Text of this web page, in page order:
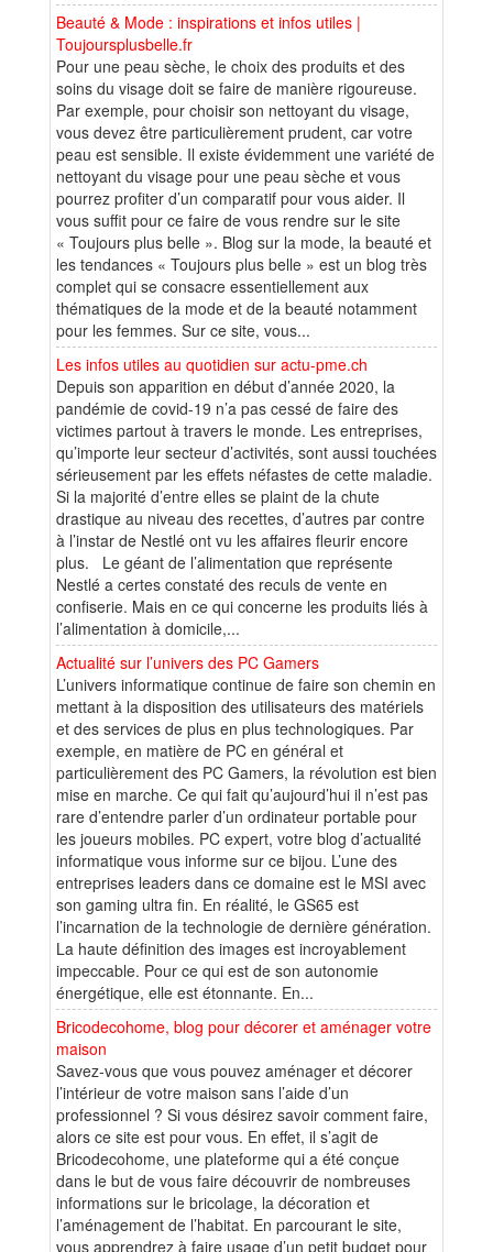
Beauté & Mode : inspirations et infos utiles |
Toujoursplusbelle.fr
Pour une peau sèche, le choix des produits et des
soins du visage doit se faire de manière rigoureuse.
Par exemple, pour choisir son nettoyant du visage,
vous devez être particulièrement prudent, car votre
peau est sensible. Il existe évidemment une variété de
nettoyant du visage pour une peau sèche et vous
pourrez profiter d’un comparatif pour vous aider. Il
vous suffit pour ce faire de vous rendre sur le site
« Toujours plus belle ». Blog sur la mode, la beauté et
les tendances « Toujours plus belle » est un blog très
complet qui se consacre essentiellement aux
thématiques de la mode et de la beauté notamment
pour les femmes. Sur ce site, vous...
Les infos utiles au quotidien sur actu-pme.ch
Depuis son apparition en début d’année 2020, la
pandémie de covid-19 n’a pas cessé de faire des
victimes partout à travers le monde. Les entreprises,
qu’importe leur secteur d’activités, sont aussi touchées
sérieusement par les effets néfastes de cette maladie.
Si la majorité d’entre elles se plaint de la chute
drastique au niveau des recettes, d’autres par contre
à l’instar de Nestlé ont vu les affaires fleurir encore
plus. Le géant de l’alimentation que représente
Nestlé a certes constaté des reculs de vente en
confiserie. Mais en ce qui concerne les produits liés à
l’alimentation à domicile,...
Actualité sur l’univers des PC Gamers
L’univers informatique continue de faire son chemin en
mettant à la disposition des utilisateurs des matériels
et des services de plus en plus technologiques. Par
exemple, en matière de PC en général et
particulièrement des PC Gamers, la révolution est bien
mise en marche. Ce qui fait qu’aujourd’hui il n’est pas
rare d’entendre parler d’un ordinateur portable pour
les joueurs mobiles. PC expert, votre blog d’actualité
informatique vous informe sur ce bijou. L’une des
entreprises leaders dans ce domaine est le MSI avec
son gaming ultra fin. En réalité, le GS65 est
l’incarnation de la technologie de dernière génération.
La haute définition des images est incroyablement
impeccable. Pour ce qui est de son autonomie
énergétique, elle est étonnante. En...
Bricodecohome, blog pour décorer et aménager votre
maison
Savez-vous que vous pouvez aménager et décorer
l’intérieur de votre maison sans l’aide d’un
professionnel ? Si vous désirez savoir comment faire,
alors ce site est pour vous. En effet, il s’agit de
Bricodecohome, une plateforme qui a été conçue
dans le but de vous faire découvrir de nombreuses
informations sur le bricolage, la décoration et
l’aménagement de l’habitat. En parcourant le site,
vous apprendrez à faire usage d’un petit budget pour